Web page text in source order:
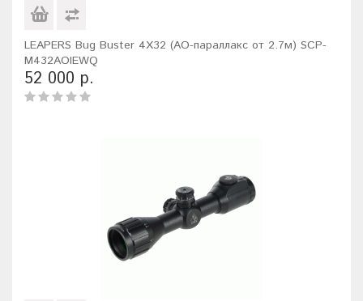
LEAPERS Bug Buster 4X32 (AO-параллакс от 2.7м) SCP-
M432AOIEWQ
52 000 р.